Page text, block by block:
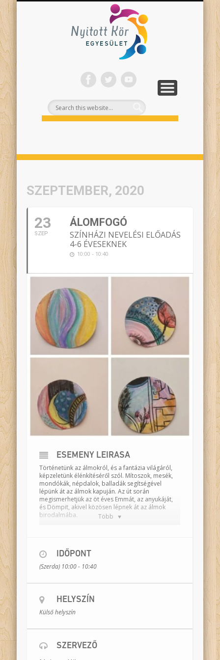
SZÍNHÁZI NEVELÉS
ONLINE PROGRAMJAINK
FELNŐTTEKNEK
PROJEKTEK
RÓLUNK
TÁMOGASS!
SZEPTEMBER, 2020
23
SZEP
ÁLOMFOGÓ
SZÍNHÁZI NEVELÉSI ELŐADÁS
4-6 ÉVESEKNEK
10:00 - 10:40
Több
ESEMÉNY LEÍRÁSA
Történetünk az álmokról, és a fantázia világáról,
képzeletünk élénkítéséről szól. Mítoszok, mesék,
mondókák, népdalok, balladák segítségével
lépünk át az álmok kapuján. Az út során
megismerhetjük az öt éves Emmát, az anyukáját,
és Dömpit, akivel közösen lépnek át az álmok
birodalmába.
mellett, hogy a kígyó már nem ijesztő, ha énekli
velünk a boci boci tarkát, hogy azért van szükség a
sötétségre, hogy a fény meg tudjon benne
Kecskés Anna
Időtartam:
Helyszín:egy terem
Résztvevők:egy csoport
IDŐPONT
(Szerda) 10:00 - 10:40
HELYSZÍN
Külső helyszín
SZERVEZŐ